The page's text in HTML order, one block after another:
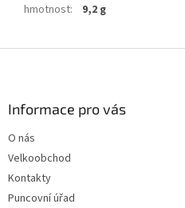
hmotnost: 9,2 g
Informace pro vás
O nás
Velkoobchod
Kontakty
Puncovní úřad